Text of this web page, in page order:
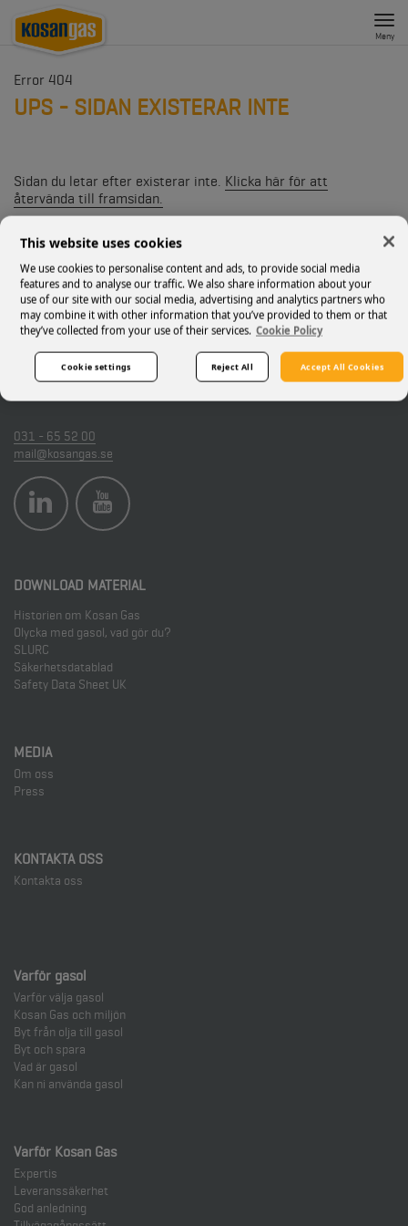
Meny
Error 404
UPS - SIDAN EXISTERAR INTE
Sidan du letar efter existerar inte. Klicka här för att
återvända till framsidan.
Letar du efter någon specifik information kan du försöka att
ange ordet i sökrutan ovan.
P. O. Box 142 64
400 20 Göteborg
031 - 65 52 00
mail@kosangas.se
DOWNLOAD MATERIAL
Historien om Kosan Gas
Olycka med gasol, vad gör du?
SLURC
Säkerhetsdatablad
Safety Data Sheet UK
MEDIA
Om oss
Press
KONTAKTA OSS
Kontakta oss
Varför gasol
Varför välja gasol
Kosan Gas och miljön
Byt från olja till gasol
Byt och spara
Vad är gasol
Kan ni använda gasol
Varför Kosan Gas
Expertis
Leveranssäkerhet
God anledning
This website uses cookies
We use cookies to personalise content and ads, to provide social media
features and to analyse our traffic. We also share information about your
use of our site with our social media, advertising and analytics partners who
may combine it with other information that you’ve provided to them or that
they’ve collected from your use of their services. Cookie Policy
Reject All Accept All Cookies
Cookie settings